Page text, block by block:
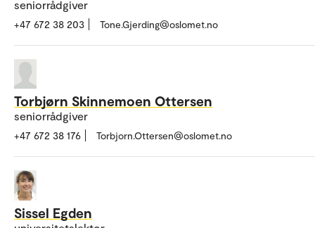
seniorrådgiver
+47 672 38 203 Tone.Gjerding@oslomet.no
Torbjørn Skinnemoen Ottersen
seniorrådgiver
+47 672 38 176 Torbjorn.Ottersen@oslomet.no
Sissel Egden